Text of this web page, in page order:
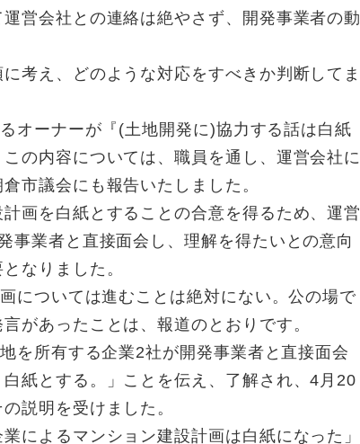
営会社との連絡は絶やさず、開発事業者の動
考え、どのような対応をすべきか判断してま
オーナーが『(土地開発に)協力する話は白紙
の内容については、職員を通し、運営会社に
市議会にも報告いたしました。
画を白紙とすることの合意を得るため、運営
事業者と直接面会し、理解を得たいとの意向
なりました。
については進むことは絶対にない。公の場で
があったことは、報道のとおりです。
を所有する企業2社が開発事業者と直接面会
紙とする。」ことを伝え、了解され、4月20
説明を受けました。
によるマンション建設計画は白紙になった」